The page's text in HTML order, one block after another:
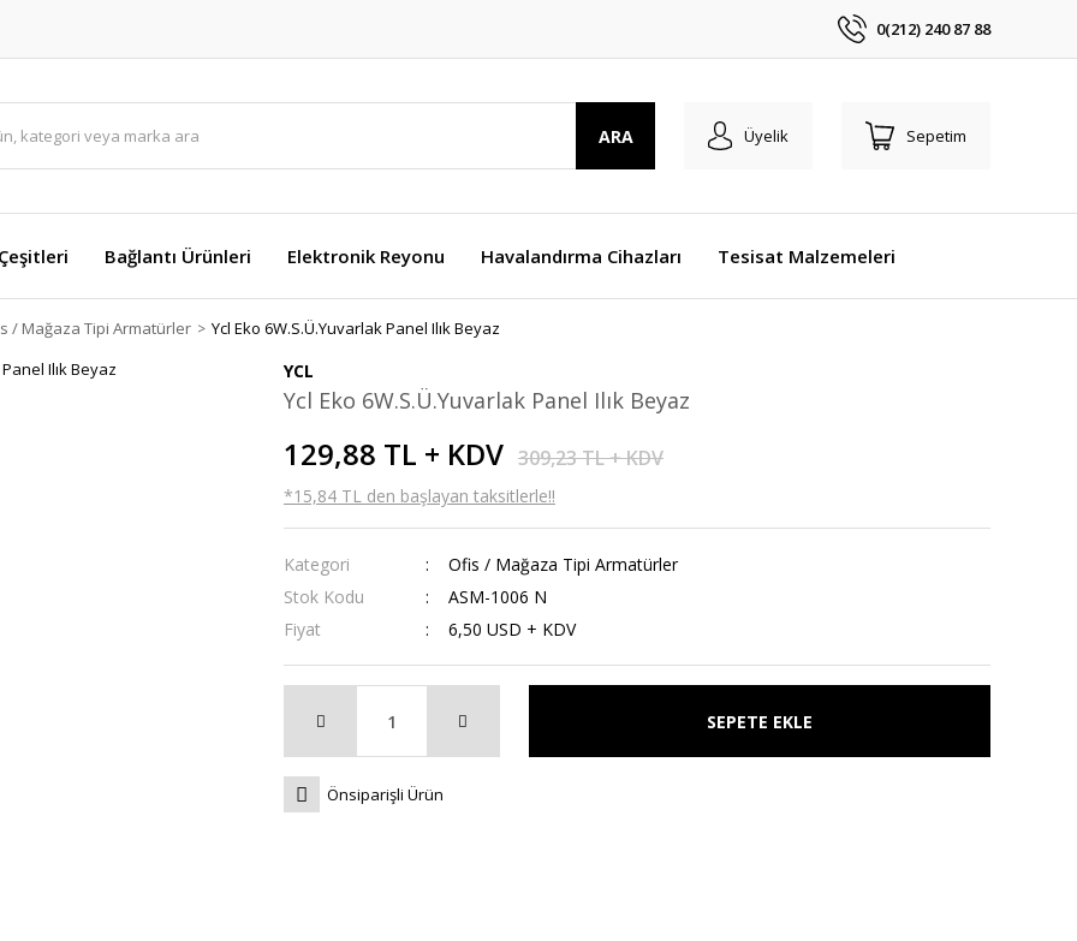
0(212) 240 87 88
ARA Üyelik Sepetim
Bağlantı Ürünleri Elektronik Reyonu Havalandırma Cihazları Tesisat Malzemeleri
/ Mağaza Tipi Armatürler Ycl Eko 6W.S.Ü.Yuvarlak Panel Ilık Beyaz
YCL
Ycl Eko 6W.S.Ü.Yuvarlak Panel Ilık Beyaz
129,88 TL + KDV 309,23 TL + KDV
*15,84 TL den başlayan taksitlerle!!
Kategori
Ofis / Mağaza Tipi Armatürler
Stok Kodu
ASM-1006 N
Fiyat
6,50 USD + KDV
SEPETE EKLE
Önsiparişli Ürün